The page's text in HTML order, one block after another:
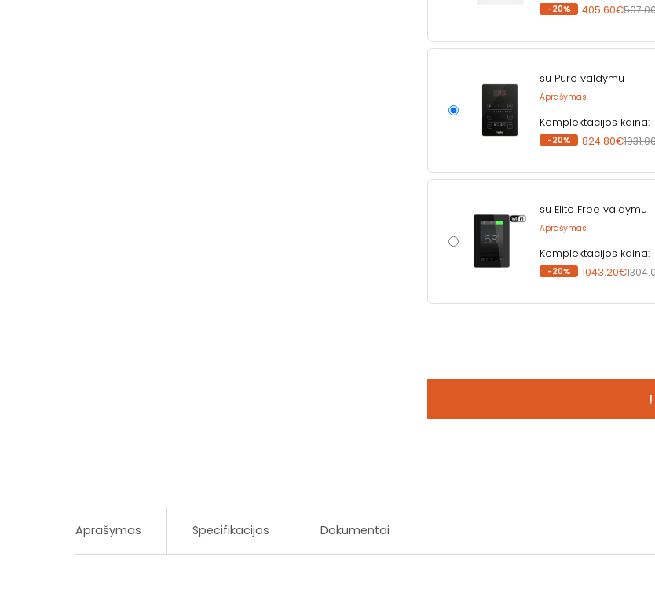
-20% 405.60€
su Pure valdymu
Aprašymas
Komplektacijos kaina:
-20% 824.80€
su Elite Free valdymu
Aprašymas
Komplektacijos kaina:
-20% 1043.20€
Į
Aprašymas Specifikacijos Dokumentai